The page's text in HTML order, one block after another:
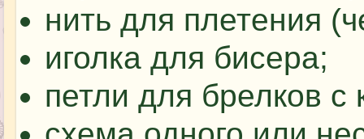
нить для плетения
иголка для бисера;
петли для брелков с